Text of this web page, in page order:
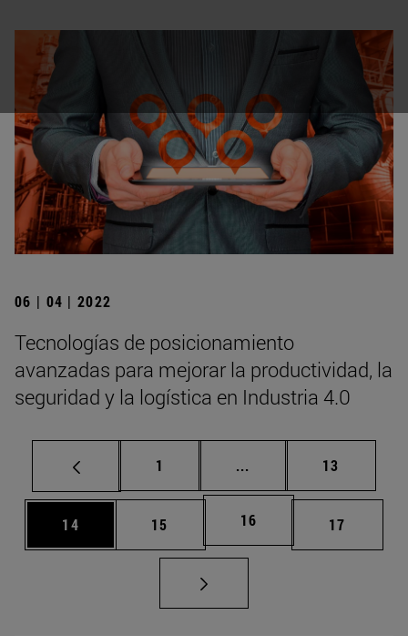
06 | 04 | 2022
Tecnologías de posicionamiento
avanzadas para mejorar la productividad, la
seguridad y la logística en Industria 4.0
Página
1 ... Páginas intermedias
Página
13
Página
14 Página
15 Página
16 Página
17